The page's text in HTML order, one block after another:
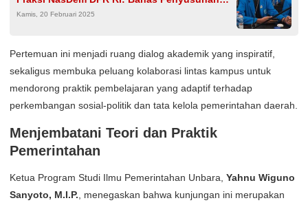
RUU dan Kenaikan UKT di PTKIN
Kamis, 20 Februari 2025
Pertemuan ini menjadi ruang dialog akademik yang inspiratif,
sekaligus membuka peluang kolaborasi lintas kampus untuk
mendorong praktik pembelajaran yang adaptif terhadap
perkembangan sosial-politik dan tata kelola pemerintahan daerah.
Menjembatani Teori dan Praktik
Pemerintahan
Ketua Program Studi Ilmu Pemerintahan Unbara, Yahnu Wiguno
Sanyoto, M.I.P. , menegaskan bahwa kunjungan ini merupakan